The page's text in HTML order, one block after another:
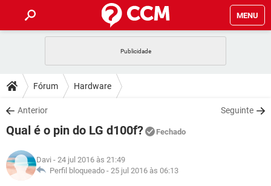
MENU
CELULAR
OUTLOOK
INSTAGRAM GMAIL
GUIA DE COMPRAS
DICAS
JOGOS
INSTAGRAM
DOWNLOADS
JOGOS WHATSAPP
CELULAR
OUTLOOK EXCEL
FÓRUM
JOGOS
GLOSSÁRIO
Fórum Hardware
Anterior Seguinte
Qual é o pin do LG d100f? Fechado
Davi - 24 jul 2016 às 21:49
Perfil bloqueado - 25 jul 2016 às 06:13